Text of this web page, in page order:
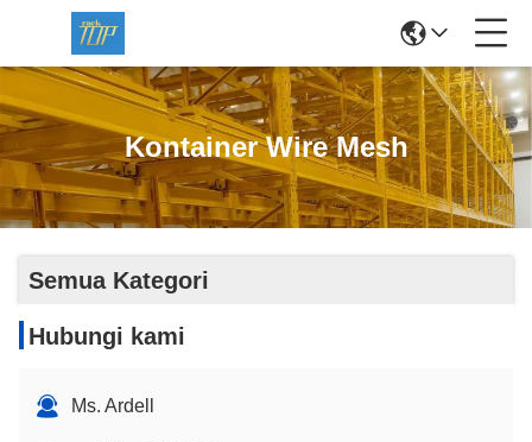
Kontainer Wire Mesh
Semua Kategori
Hubungi kami
Ms. Ardell